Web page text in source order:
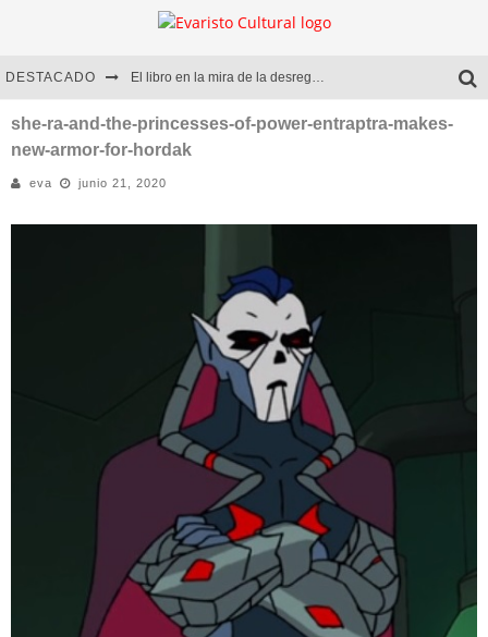
DESTACADO El libro en la mira de la desregulación
Marcelo Rubio | El llovedor
she-ra-and-the-princesses-of-power-entraptra-makes-
new-armor-for-hordak
eva junio 21, 2020